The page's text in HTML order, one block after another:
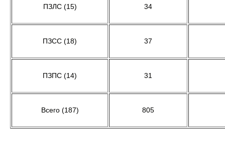
ПЗЛС (15) 34
ПЗСС (18) 37
ПЗПС (14) 31
Всего (187) 805